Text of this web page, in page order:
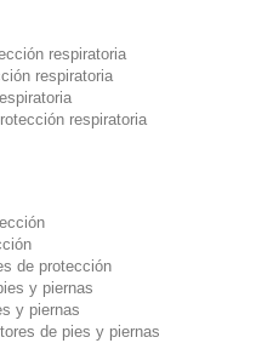
respiratoria
respiratoria
respiratoria
de protección
y piernas
y piernas
de pies y piernas